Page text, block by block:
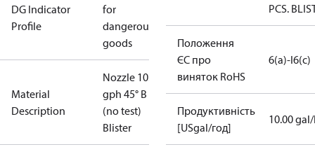
DG Indicator
Profile
for
dangerous
goods
Material
Description
Nozzle 10.00
gph 45° B
(no test)
Blister
PCS.
Положення
ЄС про
виняток RoHS
6(a)-I6(c)
Продуктивність
[USgal/год]
10.00